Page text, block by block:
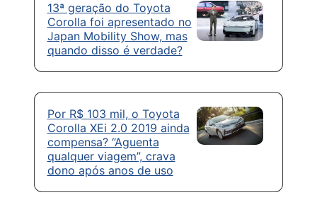
13ª geração do Toyota
Corolla foi apresentado no
Japan Mobility Show, mas
quando disso é verdade?
Por R$ 103 mil, o Toyota
Corolla XEi 2.0 2019 ainda
compensa? “Aguenta
qualquer viagem”, crava
dono após anos de uso